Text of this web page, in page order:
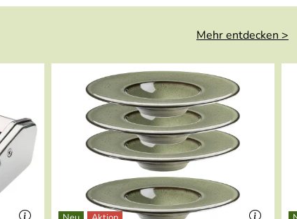
Mehr entdecken >